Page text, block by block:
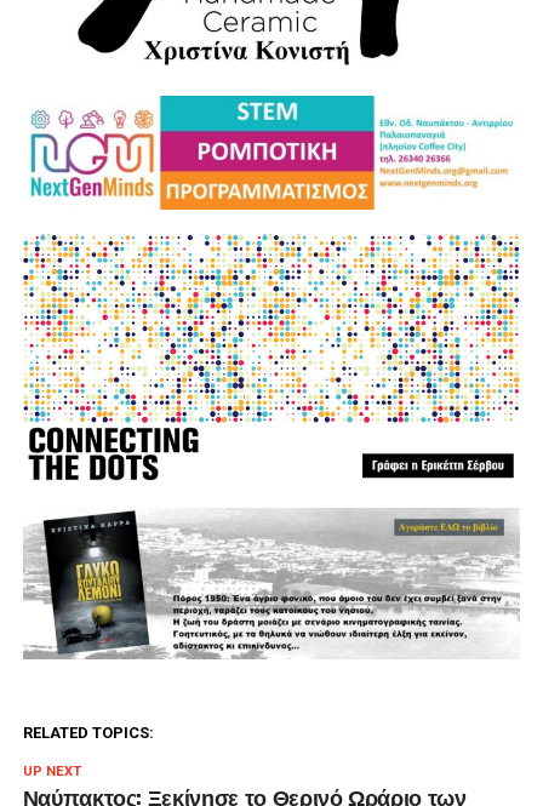
RELATED TOPICS:
UP NEXT
Ναύπακτος: Ξεκίνησε το Θερινό Ωράριο των